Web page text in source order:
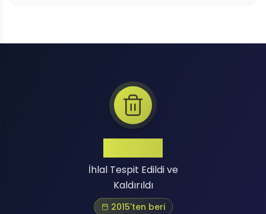
İhlal Tespit Edildi ve
Kaldırıldı
2015'ten beri